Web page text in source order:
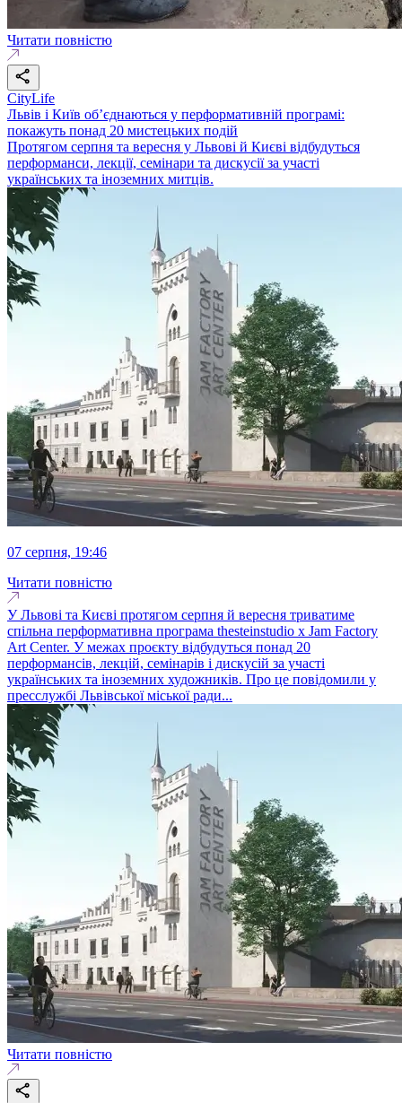
Читати повністю
CityLife
Львів і Київ об’єднаються у перформативній програмі:
покажуть понад 20 мистецьких подій
Протягом серпня та вересня у Львові й Києві відбудуться
перформанси, лекції, семінари та дискусії за участі
українських та іноземних митців.
07 серпня, 19:46
Читати повністю
У Львові та Києві протягом серпня й вересня триватиме
спільна перформативна програма thesteinstudio x Jam Factory
Art Center. У межах проєкту відбудуться понад 20
перформансів, лекцій, семінарів і дискусій за участі
українських та іноземних художників. Про це повідомили у
пресслужбі Львівської міської ради...
Читати повністю